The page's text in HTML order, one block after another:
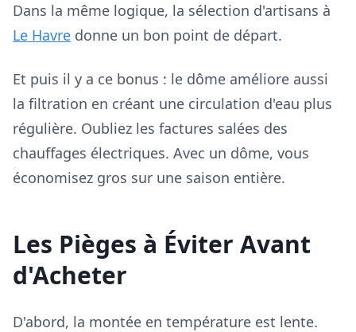
Dans la même logique, la sélection d'artisans à
Le Havre donne un bon point de départ.
Et puis il y a ce bonus : le dôme améliore aussi
la filtration en créant une circulation d'eau plus
régulière. Oubliez les factures salées des
chauffages électriques. Avec un dôme, vous
économisez gros sur une saison entière.
Les Pièges à Éviter Avant
d'Acheter
D'abord, la montée en température est lente.